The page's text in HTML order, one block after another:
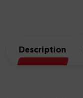
t
é
Description